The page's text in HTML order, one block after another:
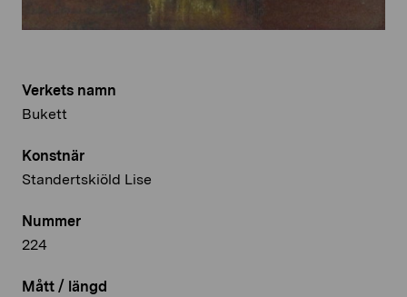
Verkets namn
Bukett
Konstnär
Standertskiöld Lise
Nummer
224
Mått / längd